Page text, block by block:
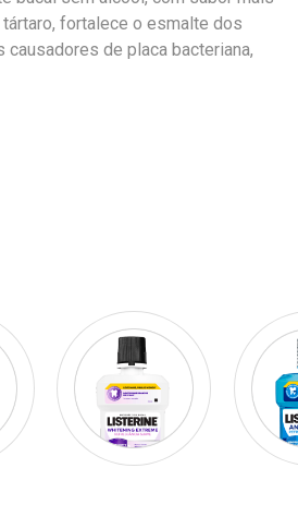
fortalece o esmalte dos
de placa bacteriana,